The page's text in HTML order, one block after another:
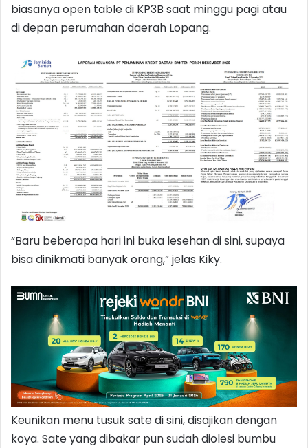
biasanya open table di KP3B saat minggu pagi atau
di depan perumahan daerah Lopang.
“Baru beberapa hari ini buka lesehan di sini, supaya
bisa dinikmati banyak orang,” jelas Kiky.
Keunikan menu tusuk sate di sini, disajikan dengan
koya. Sate yang dibakar pun sudah diolesi bumbu